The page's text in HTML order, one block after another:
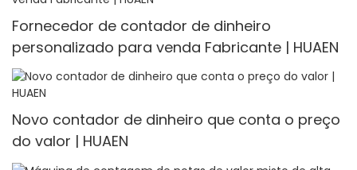
Fornecedor de contador de dinheiro
personalizado para venda Fabricante | HUAEN
Novo contador de dinheiro que conta o preço
do valor | HUAEN